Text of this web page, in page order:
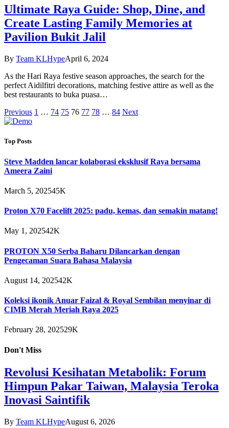
Ultimate Raya Guide: Shop, Dine, and
Create Lasting Family Memories at
Pavilion Bukit Jalil
By Team KLHypeApril 6, 2024
As the Hari Raya festive season approaches, the search for the
perfect Aidilfitri decorations, matching festive attire as well as the
best restaurants to buka puasa…
Previous 1 … 74 75 76 77 78 … 84 Next
Top Posts
Steve Madden lancar kolaborasi eksklusif Raya bersama
Ameera Zaini
March 5, 202545K
Proton X70 Facelift 2025: padu, kemas, dan semakin matang!
May 1, 202542K
PROTON X50 Serba Baharu Dilancarkan dengan
Pengecaman Suara Bahasa Malaysia
August 14, 202542K
Koleksi ikonik Anuar Faizal & Royal Sembilan menyinar di
CIMB Merah Meriah Raya 2025
February 28, 202529K
Don't Miss
Revolusi Kesihatan Metabolik: Forum
Himpun Pakar Taiwan, Malaysia Teroka
Inovasi Saintifik
By Team KLHypeAugust 6, 2026